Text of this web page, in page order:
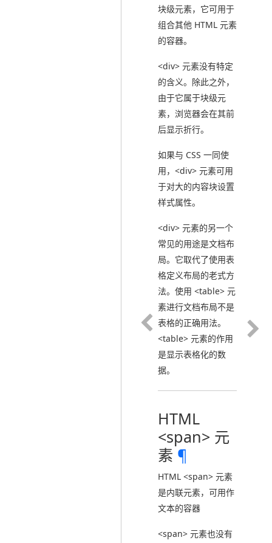
块级元素，它可用于
组合其他 HTML 元素
的容器。
<div> 元素没有特定
的含义。除此之外，
由于它属于块级元
素，浏览器会在其前
后显示折行。
如果与 CSS 一同使
用，<div> 元素可用
于对大的内容块设置
样式属性。
<div> 元素的另一个
常见的用途是文档布
局。它取代了使用表
格定义布局的老式方
法。使用 <table> 元
素进行文档布局不是
表格的正确用法。
<table> 元素的作用
是显示表格化的数
据。
HTML
<span> 元
素 ¶
HTML <span> 元素
是内联元素，可用作
文本的容器
<span> 元素也没有